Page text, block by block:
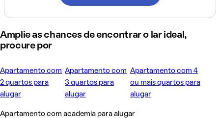
Amplie as chances de encontrar o lar ideal,
procure por
Apartamento com
2 quartos para
alugar
Apartamento com
3 quartos para
alugar
Apartamento com 4
ou mais quartos para
alugar
Apartamento com academia para alugar